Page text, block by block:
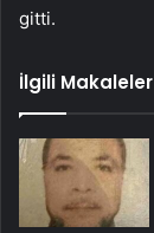
gitti.
İlgili Makaleler